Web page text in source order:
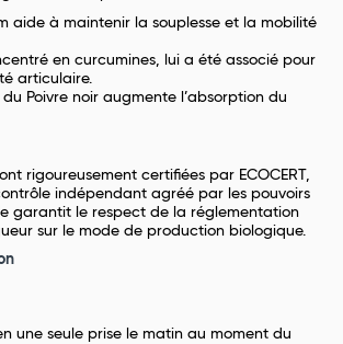
aide à maintenir la souplesse et la mobilité
en curcumines, lui a été associé pour
articulaire.
Poivre noir augmente l’absorption du
rigoureusement certifiées par ECOCERT,
indépendant agréé par les pouvoirs
garantit le respect de la réglementation
sur le mode de production biologique.
une seule prise le matin au moment du